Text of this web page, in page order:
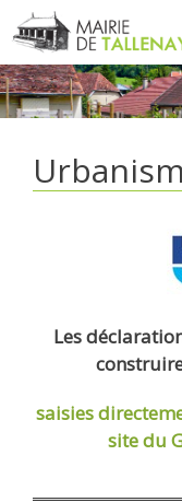
Aller
au
contenu
Les
saisies
site du